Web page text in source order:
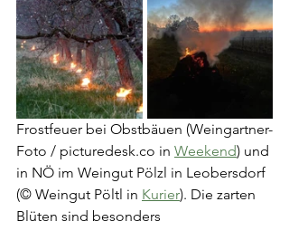
Frostfeuer bei Obstbäuen (Weingartner-
Foto / picturedesk.co in Weekend) und
in NÖ im Weingut Pölzl in Leobersdorf
(© Weingut Pöltl in Kurier). Die zarten
Blüten sind besonders